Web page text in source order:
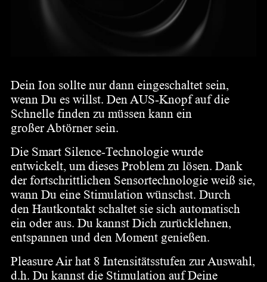
Dein Ion sollte nur dann eingeschaltet sein,
wenn Du es willst. Den AUS-Knopf auf die
Schnelle finden zu müssen kann ein
großer Abtörner sein.
Die Smart Silence-Technologie wurde
entwickelt, um dieses Problem zu lösen. Dank
der fortschrittlichen Sensortechnologie weiß sie,
wann Du eine Stimulation wünschst. Durch
den Hautkontakt schaltet sie sich automatisch
ein oder aus. Du kannst Dich zurücklehnen,
entspannen und den Moment genießen.
Pleasure Air hat 8 Intensitätsstufen zur Auswahl,
d.h. Du kannst die Stimulation auf Deine